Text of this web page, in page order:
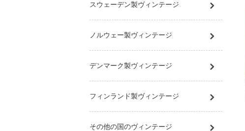
スウェーデン製ヴィンテージ
ノルウェー製ヴィンテージ
デンマーク製ヴィンテージ
フィンランド製ヴィンテージ
その他の国のヴィンテージ